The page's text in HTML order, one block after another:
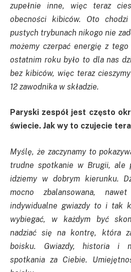
zupełnie inne, więc teraz
obecności kibiców. Oto
pustych trybunach nikogo nie
możemy czerpać energię z
ostatnim roku było to dla nas
bez kibiców, więc teraz
12 zawodnika w składzie.
Paryski zespół jest często
świecie. Jak wy to czujecie
Myślę, że zaczynamy to
trudne spotkanie w Brugii, ale
idziemy w dobrym kierunku.
mocno zbalansowana,
indywidualne gwiazdy to i tak
wybiegać, w każdym być
nadziać się na kontrę, która
boisku. Gwiazdy, historia i
spotkania za Ciebie.